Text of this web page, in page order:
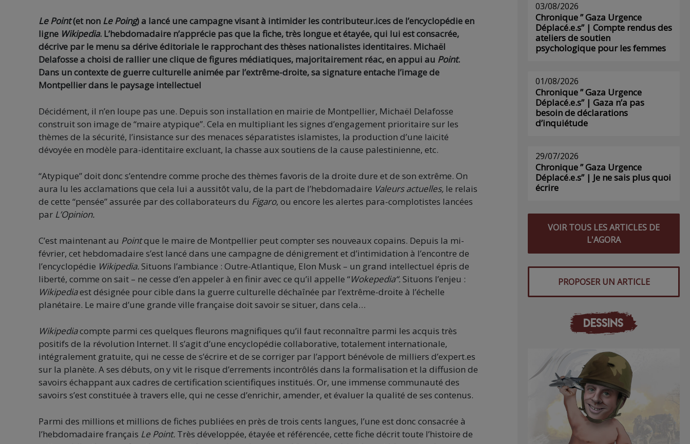
Le Point(et non Le Poing) a lancé une campagne visant à intimider les contributeur.ices de l’encyclopédie en
ligne Wikipedia. L’hebdomadaire n’apprécie pas que la fiche, très longue et étayée, qui lui est consacrée,
décrive par le menu sa dérive éditoriale le rapprochant des thèses nationalistes identitaires. Michaël
Delafosse a choisi de rallier une clique de figures médiatiques, majoritairement réac, en appui au Point.
Dans un contexte de guerre culturelle animée par l’extrême-droite, sa signature entache l’image de
Montpellier dans le paysage intellectuel
Décidément, il n’en loupe pas une. Depuis son installation en mairie de Montpellier, Michaël Delafosse
construit son image de “maire atypique”. Cela en multipliant les signes d’engagement prioritaire sur les
thèmes de la sécurité, l’insistance sur des menaces séparatistes islamistes, la production d’une laïcité
dévoyée en modèle para-identitaire excluant, la chasse aux soutiens de la cause palestinienne, etc.
“Atypique” doit donc s’entendre comme proche des thèmes favoris de la droite dure et de son extrême. On
aura lu les acclamations que cela lui a aussitôt valu, de la part de l’hebdomadaire Valeurs actuelles, le relais
de cette “pensée” assurée par des collaborateurs du Figaro, ou encore les alertes para-complotistes lancées
par L’Opinion.
C’est maintenant au Pointque le maire de Montpellier peut compter ses nouveaux copains. Depuis la mi-
février, cet hebdomadaire s’est lancé dans une campagne de dénigrement et d’intimidation à l’encontre de
l’encyclopédie Wikipedia.Situons l’ambiance : Outre-Atlantique, Elon Musk – un grand intellectuel épris de
liberté, comme on sait – ne cesse d’en appeler à en finir avec ce qu’il appelle “Wokepedia“.Situons l’enjeu :
Wikipediaest désignée pour cible dans la guerre culturelle déchaînée par l’extrême-droite à l’échelle
planétaire. Le maire d’une grande ville française doit savoir se situer, dans cela…
Wikipediacompte parmi ces quelques fleurons magnifiques qu’il faut reconnaître parmi les acquis très
positifs de la révolution Internet. Il s’agit d’une encyclopédie collaborative, totalement internationale,
intégralement gratuite, qui ne cesse de s’écrire et de se corriger par l’apport bénévole de milliers d’expert.es
sur la planète. A ses débuts, on y vit le risque d’errements incontrôlés dans la formalisation et la diffusion de
savoirs échappant aux cadres de certification scientifiques institués. Or, une immense communauté des
savoirs s’est constituée à travers elle, qui ne cesse d’enrichir, amender, et évaluer la qualité de ses contenus.
Parmi des millions et millions de fiches publiées en près de trois cents langues, l’une est donc consacrée à
l’hebdomadaire français Le Point. Très développée, étayée et référencée, cette fiche décrit toute l’histoire de
03/08/2026
Chronique ” Gaza Urgence
Déplacé.e.s” | Compte rendus des
ateliers de soutien
psychologique pour les femmes
01/08/2026
Chronique ” Gaza Urgence
Déplacé.e.s” | Gaza n’a pas
besoin de déclarations
d’inquiétude
29/07/2026
Chronique ” Gaza Urgence
Déplacé.e.s” | Je ne sais plus quoi
écrire
VOIR TOUS LES ARTICLES DE
L'AGORA
PROPOSER UN ARTICLE
DESSINS